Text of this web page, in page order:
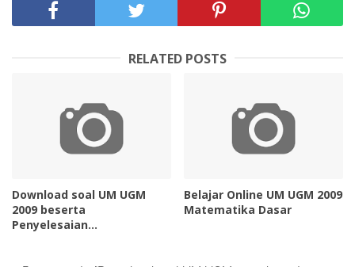
RELATED POSTS
Download soal UM UGM
2009 beserta
Penyelesaian...
Belajar Online UM UGM 2009
Matematika Dasar